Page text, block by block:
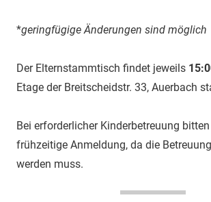
*geringfügige Änderungen sind möglich
Der Elternstammtisch findet jeweils
Etage der Breitscheidstr. 33, Auerbach
Bei erforderlicher Kinderbetreuung
frühzeitige Anmeldung, da die
werden muss.